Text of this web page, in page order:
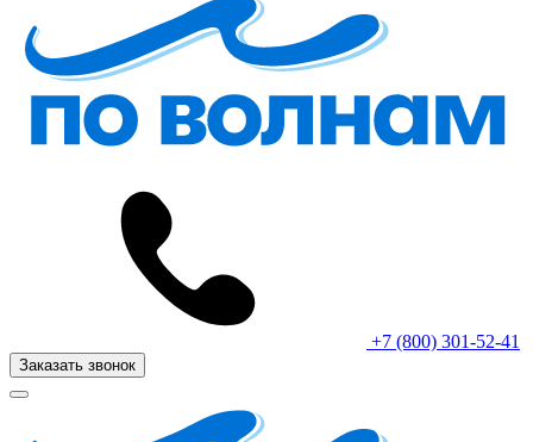
+7 (800) 301-52-41
Заказать звонок